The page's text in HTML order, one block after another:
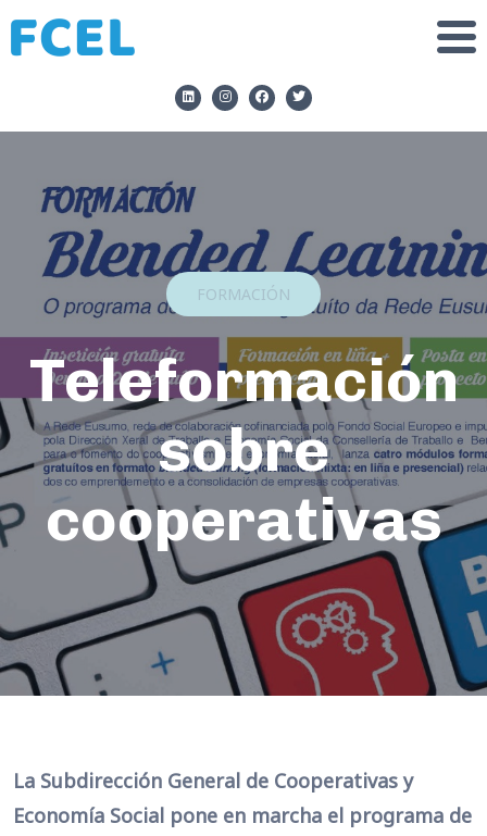
FORMACIÓN
Teleformación
sobre
cooperativas
La Subdirección General de Cooperativas y
Economía Social pone en marcha el programa de